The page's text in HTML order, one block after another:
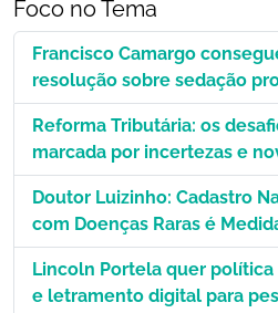
Foco no Tema
Francisco Camargo
resolução sobre sedação
Reforma Tributária: os
marcada por incertezas e
Doutor Luizinho: Cadastro
com Doenças Raras é
Lincoln Portela quer
e letramento digital para